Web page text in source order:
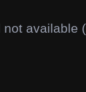
available